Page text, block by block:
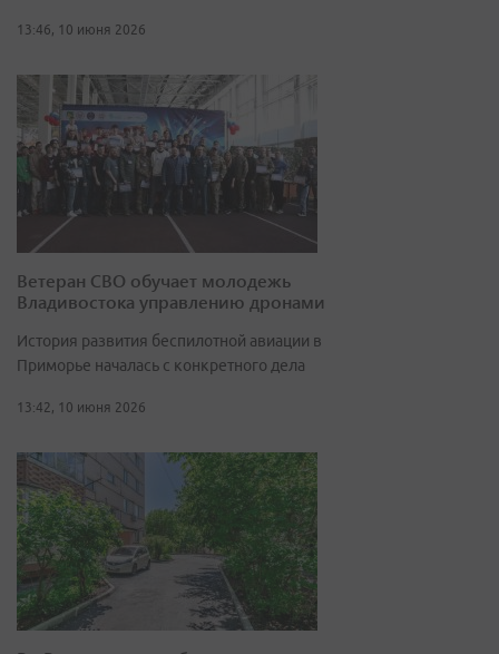
13:46, 10 июня 2026
Ветеран СВО обучает молодежь
Владивостока управлению дронами
История развития беспилотной авиации в
Приморье началась с конкретного дела
13:42, 10 июня 2026